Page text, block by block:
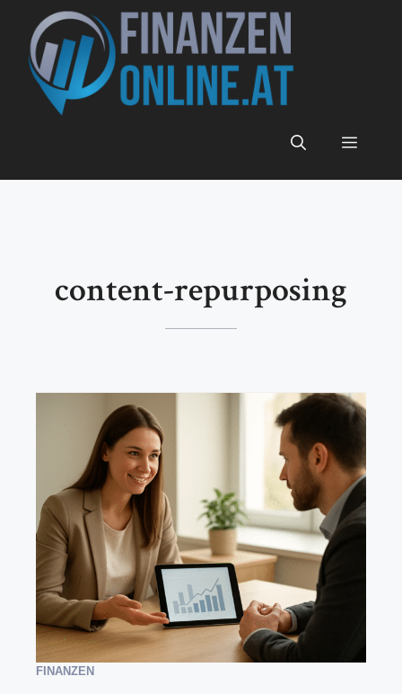
Inhalt
springen
Menü
content-repurposing
FINANZEN